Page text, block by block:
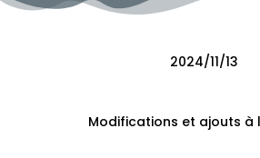
2024/11/13
Modifications et ajouts à